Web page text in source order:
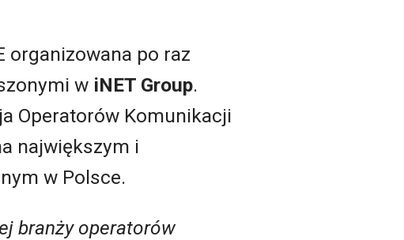
organizowana po raz
w iNET Group.
Operatorów Komunikacji
największym i
w Polsce.
branży operatorów